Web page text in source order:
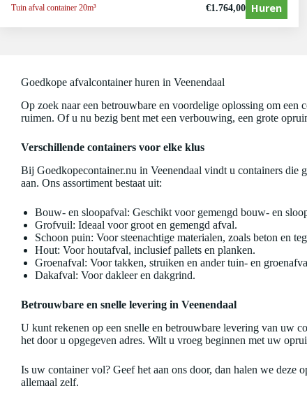
Tuin afval container 20m³ €1.764,00 Huren
Goedkope afvalcontainer huren in Veenendaal
Op zoek naar een betrouwbare en voordelige oplossing om een
ruimen. Of u nu bezig bent met een verbouwing, een grote
Verschillende containers voor elke klus
Bij Goedkopecontainer.nu in Veenendaal vindt u containers
aan. Ons assortiment bestaat uit:
Bouw- en sloopafval: Geschikt voor gemengd bouw- en
Grofvuil: Ideaal voor groot en gemengd afval.
Schoon puin: Voor steenachtige materialen, zoals beton en
Hout: Voor houtafval, inclusief pallets en planken.
Groenafval: Voor takken, struiken en ander tuin- en
Dakafval: Voor dakleer en dakgrind.
Betrouwbare en snelle levering in Veenendaal
U kunt rekenen op een snelle en betrouwbare levering van uw
het door u opgegeven adres. Wilt u vroeg beginnen met uw
Is uw container vol? Geef het aan ons door, dan halen we
allemaal zelf.